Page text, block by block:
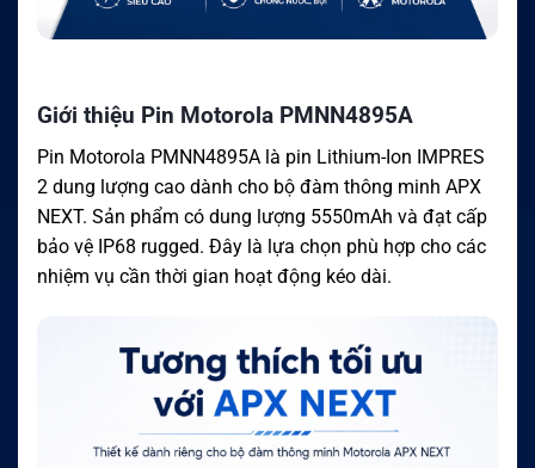
Giới thiệu Pin Motorola PMNN4895A
Pin Motorola PMNN4895A là pin Lithium-Ion IMPRES
2 dung lượng cao dành cho bộ đàm thông minh APX
NEXT. Sản phẩm có dung lượng 5550mAh và đạt cấp
bảo vệ IP68 rugged. Đây là lựa chọn phù hợp cho các
nhiệm vụ cần thời gian hoạt động kéo dài.